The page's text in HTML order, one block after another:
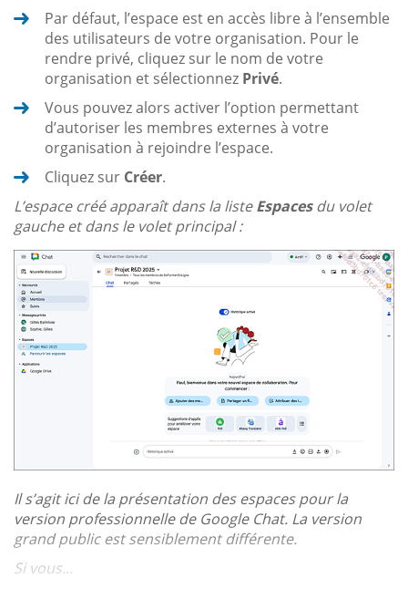
Par défaut, l’espace est en accès libre à l’ensemble
des utilisateurs de votre organisation. Pour le
rendre privé, cliquez sur le nom de votre
organisation et sélectionnez Privé.
Vous pouvez alors activer l’option permettant
d’autoriser les membres externes à votre
organisation à rejoindre l’espace.
Cliquez sur Créer.
L’espace créé apparaît dans la listeEspacesdu volet
gauche et dans le volet principal :
Il s’agit ici de la présentation des espaces pour la
version professionnelle de Google Chat. La version
grand public est sensiblement différente.
Si vous...